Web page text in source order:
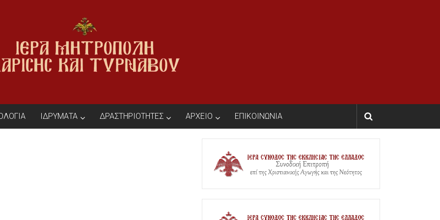
ΙΔΡΥΜΑΤΑ ΔΡΑΣΤΗΡΙΟΤΗΤΕΣ ΑΡΧΕΙΟ ΕΠΙΚΟΙΝΩΝΙΑ